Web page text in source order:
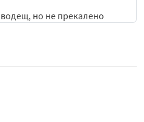
но не прекалено